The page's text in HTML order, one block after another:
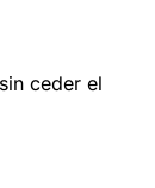
ceder el